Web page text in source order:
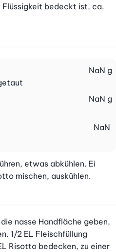
Flüssigkeit bedeckt ist, ca.
NaN g
NaN g
NaN
etwas abkühlen. Ei
mischen, auskühlen.
nasse Handfläche geben,
1/2 EL Fleischfüllung
Risotto bedecken, zu einer